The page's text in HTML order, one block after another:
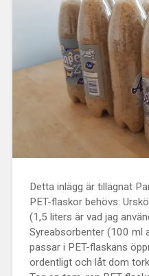
Detta inlägg är tillägnat
PET-flaskor behövs:
(1,5 liters är vad jag
Syreabsorbenter (100 ml
passar i PET-flaskans
ordentligt och låt dom